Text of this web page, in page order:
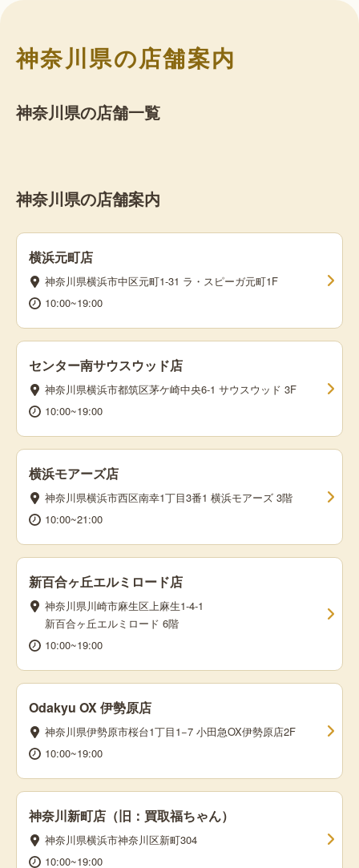
神奈川県の店舗案内
神奈川県の店舗一覧
神奈川県の店舗案内
横浜元町店
神奈川県横浜市中区元町1-31 ラ・スピーガ元町1F
10:00~19:00
センター南サウスウッド店
神奈川県横浜市都筑区茅ケ崎中央6-1 サウスウッド 3F
10:00~19:00
横浜モアーズ店
神奈川県横浜市西区南幸1丁目3番1 横浜モアーズ 3階
10:00~21:00
新百合ヶ丘エルミロード店
神奈川県川崎市麻生区上麻生1-4-1
新百合ヶ丘エルミロード 6階
10:00~19:00
Odakyu OX 伊勢原店
神奈川県伊勢原市桜台1丁目1−7 小田急OX伊勢原店2F
10:00~19:00
神奈川新町店（旧：買取福ちゃん）
神奈川県横浜市神奈川区新町304
10:00~19:00